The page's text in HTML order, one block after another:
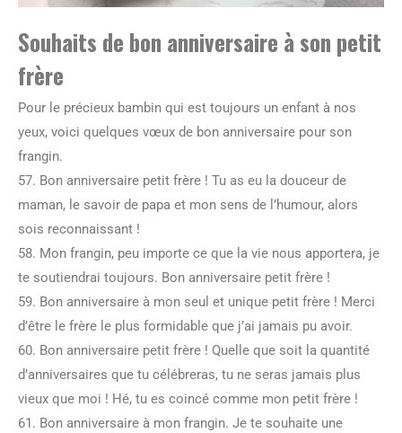
Souhaits de bon anniversaire à son petit
frère
Pour le précieux bambin qui est toujours un enfant à nos
yeux, voici quelques vœux de bon anniversaire pour son
frangin.
57. Bon anniversaire petit frère ! Tu as eu la douceur de
maman, le savoir de papa et mon sens de l’humour, alors
sois reconnaissant !
58. Mon frangin, peu importe ce que la vie nous apportera, je
te soutiendrai toujours. Bon anniversaire petit frère !
59. Bon anniversaire à mon seul et unique petit frère ! Merci
d’être le frère le plus formidable que j’ai jamais pu avoir.
60. Bon anniversaire petit frère ! Quelle que soit la quantité
d’anniversaires que tu célébreras, tu ne seras jamais plus
vieux que moi ! Hé, tu es coincé comme mon petit frère !
61. Bon anniversaire à mon frangin. Je te souhaite une